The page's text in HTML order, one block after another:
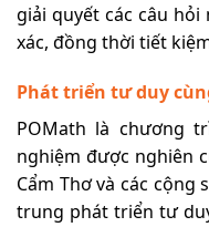
giải quyết các câu
xác, đồng thời tiết
Phát triển tư duy
POMath là chương
nghiệm được nghiên
Cẩm Thơ và các
trung phát triển tư